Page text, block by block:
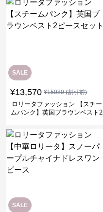
SALE
¥13,570 ¥15080(割引前)
ロリータファッション 【スチー
ムパンク】英国ブラウンベスト2
SALE